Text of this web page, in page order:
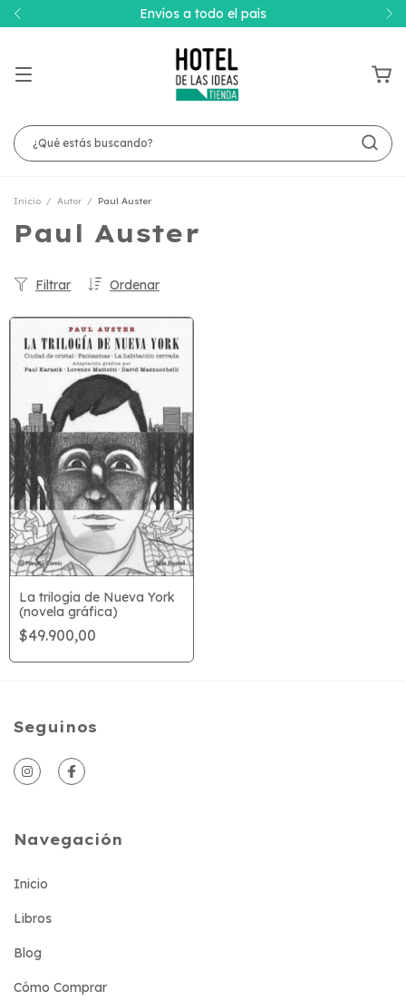
Envíos a todo el país
Inicio / Autor / Paul Auster
Paul Auster
Ordenar
Filtrar
La trilogía de Nueva York
(novela gráfica)
$49.900,00
Seguinos
Navegación
Inicio
Libros
Blog
Cómo Comprar